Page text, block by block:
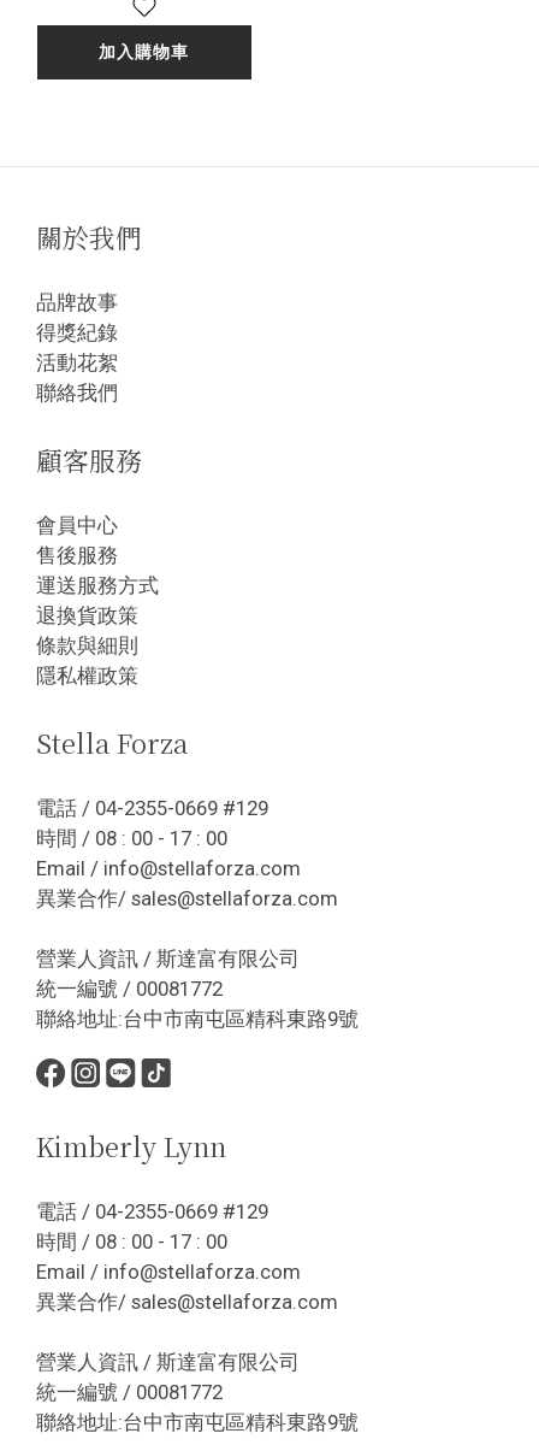
加入購物車
關於我們
品牌故事
得獎紀錄
活動花絮
聯絡我們
顧客服務
會員中心
售後服務
運送服務方式
退換貨政策
條款與細則
隱私權政策
Stella Forza
電話 / 04-2355-0669 #129
時間 / 08 : 00 - 17 : 00
Email / info@stellaforza.com
異業合作/ sales@stellaforza.com
營業人資訊 / 斯達富有限公司
統一編號 / 00081772
聯絡地址:台中市南屯區精科東路9號
Kimberly Lynn
電話 / 04-2355-0669 #129
時間 / 08 : 00 - 17 : 00
Email / info@stellaforza.com
異業合作/ sales@stellaforza.com
營業人資訊 / 斯達富有限公司
統一編號 / 00081772
聯絡地址:台中市南屯區精科東路9號